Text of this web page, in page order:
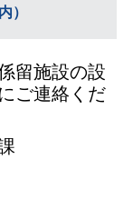
）
留施設の設
ご連絡くだ